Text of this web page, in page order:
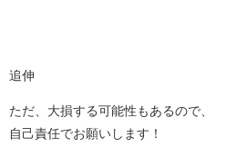
追伸
ただ、大損する可能性もあるので、
自己責任でお願いします！